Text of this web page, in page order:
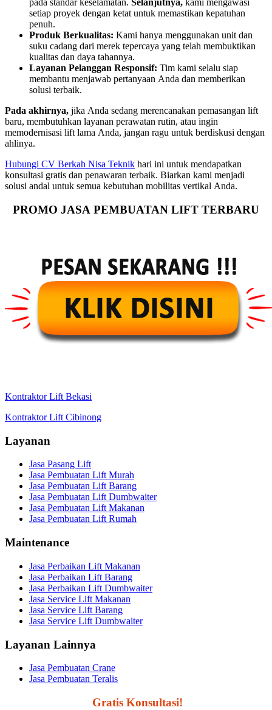
pada standar keselamatan. Selanjutnya, kami mengawasi
setiap proyek dengan ketat untuk memastikan kepatuhan
penuh.
Produk Berkualitas: Kami hanya menggunakan unit dan
suku cadang dari merek tepercaya yang telah membuktikan
kualitas dan daya tahannya.
Layanan Pelanggan Responsif: Tim kami selalu siap
membantu menjawab pertanyaan Anda dan memberikan
solusi terbaik.
Pada akhirnya, jika Anda sedang merencanakan pemasangan lift
baru, membutuhkan layanan perawatan rutin, atau ingin
memodernisasi lift lama Anda, jangan ragu untuk berdiskusi dengan
ahlinya.
Hubungi CV Berkah Nisa Teknik hari ini untuk mendapatkan
konsultasi gratis dan penawaran terbaik. Biarkan kami menjadi
solusi andal untuk semua kebutuhan mobilitas vertikal Anda.
PROMO JASA PEMBUATAN LIFT TERBARU
Kontraktor Lift Bekasi
Kontraktor Lift Cibinong
Layanan
Jasa Pasang Lift
Jasa Pembuatan Lift Murah
Jasa Pembuatan Lift Barang
Jasa Pembuatan Lift Dumbwaiter
Jasa Pembuatan Lift Makanan
Jasa Pembuatan Lift Rumah
Maintenance
Jasa Perbaikan Lift Makanan
Jasa Perbaikan Lift Barang
Jasa Perbaikan Lift Dumbwaiter
Jasa Service Lift Makanan
Jasa Service Lift Barang
Jasa Service Lift Dumbwaiter
Layanan Lainnya
Jasa Pembuatan Crane
Jasa Pembuatan Teralis
Gratis Konsultasi!